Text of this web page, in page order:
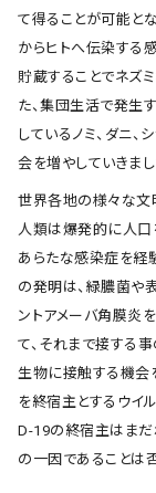
て得ることが可能と
からヒトへ伝染する
貯蔵することでネズ
た、集団生活で発生
しているノミ、ダニ
会を増やしていきまし
世界各地の様々な文
人類は爆発的に人口
あらたな感染症を経
の発明は、緑膿菌や
ントアメーバ角膜炎
て、それまで接する
生物に接触する機会
を終宿主とするウイ
D-19の終宿主はまだ
の一因であることは